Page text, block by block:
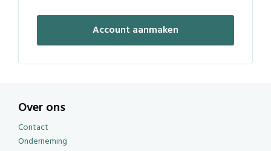
Account aanmaken
Over ons
Contact
Onderneming